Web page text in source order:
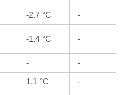
-2.7 °C -
-1.4 °C -
- -
1.1 °C -